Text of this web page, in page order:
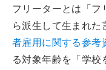
フリーターとは「フ
ら派生して生まれた
者雇用に関する参考
る対象年齢を「学